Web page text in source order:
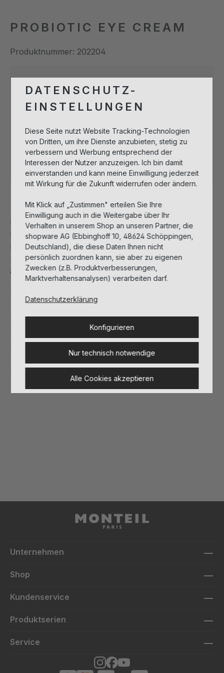
PROBIOTIC EYE CREAM
Produktnummer: 202204
Bitte melden Sie sich an, um Artikel in
den Warenkorb legen zu können.
Anmelden zum Einkaufen
Sofort verfügbar, Lieferzeit: 1-3 Tage
Beschreibung
Probiotische Augencreme zur Stärkung der
Immunkompetenz und Aktivierung der
Hauterneuerung. Mimikfältchen werden reduziert
und der Lipidhaushalt der sensiblen Augenpartie
aufgefüllt.
Details
Unternehmen
Shop
Kundenservice
Produktserien
Service
DATENSCHUTZ-
EINSTELLUNGEN
Diese Seite nutzt Website Tracking-Technologien
von Dritten, um ihre Dienste anzubieten, stetig zu
verbessern und Werbung entsprechend der
Interessen der Nutzer anzuzeigen. Ich bin damit
einverstanden und kann meine Einwilligung jederzeit
mit Wirkung für die Zukunft widerrufen oder ändern.
Mit Klick auf „Zustimmen" erteilen Sie Ihre
Einwilligung auch in die Weitergabe über Ihr
Verhalten in unserem Shop an unseren Partner, die
shopware AG (Ebbinghoff 10, 48624 Schöppingen,
Deutschland), die diese Daten Ihnen nicht
persönlich zuordnen kann, sie aber zu eigenen
Zwecken (z.B. Produktverbesserungen,
Marktverhaltensanalysen) verarbeiten darf.
Datenschutzerklärung
Konfigurieren
Nur technisch notwendige
Alle Cookies akzeptieren